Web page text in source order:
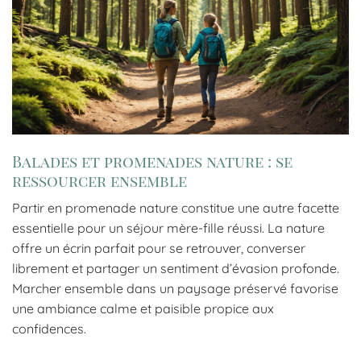
Balades et promenades nature : se
ressourcer ensemble
Partir en promenade nature constitue une autre facette
essentielle pour un séjour mère-fille réussi. La nature
offre un écrin parfait pour se retrouver, converser
librement et partager un sentiment d’évasion profonde.
Marcher ensemble dans un paysage préservé favorise
une ambiance calme et paisible propice aux
confidences.